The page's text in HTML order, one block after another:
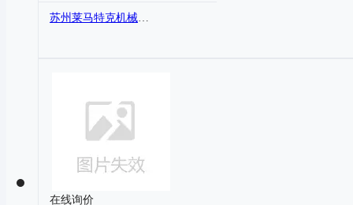
苏州莱马特克机械设备有限公司
在线询价